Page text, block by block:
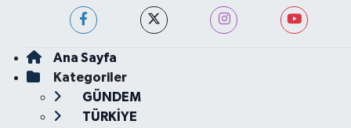
Ana Sayfa
Kategoriler
GÜNDEM
TÜRKİYE